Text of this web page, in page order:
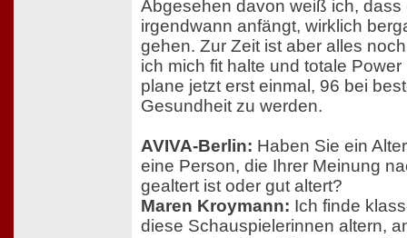
Abgesehen davon weiß ich, dass
irgendwann anfängt, wirklich
gehen. Zur Zeit ist aber alles
ich mich fit halte und totale
plane jetzt erst einmal, 96 bei
Gesundheit zu werden.
AVIVA-Berlin: Haben Sie ein
eine Person, die Ihrer Meinung
gealtert ist oder gut altert?
Maren Kroymann: Ich finde
diese Schauspielerinnen altern,